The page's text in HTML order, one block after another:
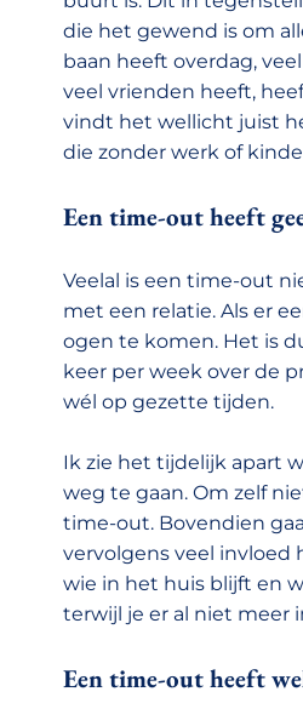
die het gewend is om
baan heeft overdag,
veel vrienden heeft,
vindt het wellicht juist
die zonder werk of
Een time-out heeft
Veelal is een time-out
met een relatie. Als er
ogen te komen. Het is
keer per week over de
wél op gezette tijden.
Ik zie het tijdelijk apart
weg te gaan. Om zelf
time-out. Bovendien
vervolgens veel invloed
wie in het huis blijft en
terwijl je er al niet meer
Een time-out heeft